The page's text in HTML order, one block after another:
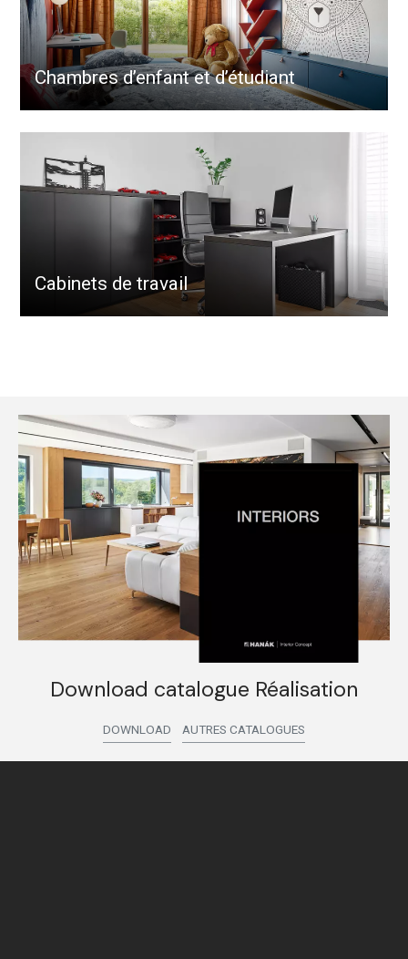
Chambres d’enfant et d’étudiant
Cabinets de travail
Download catalogue Réalisation
DOWNLOAD AUTRES CATALOGUES